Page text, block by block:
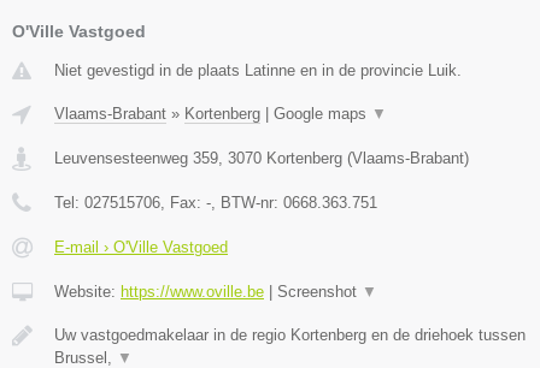
O'Ville Vastgoed
Niet gevestigd in de plaats Latinne en in de provincie Luik.
Vlaams-Brabant » Kortenberg Google maps ▼
Leuvensesteenweg 359, 3070 Kortenberg (Vlaams-Brabant)
Tel: 027515706, Fax: -, BTW-nr: 0668.363.751
E-mail › O'Ville Vastgoed
Website: https://www.oville.be Screenshot ▼
Uw vastgoedmakelaar in de regio Kortenberg en de driehoek tussen
Brussel, ▼